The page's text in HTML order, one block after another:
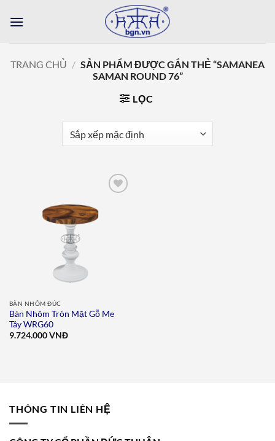
qua
TRANG CHỦ / SẢN PHẨM ĐƯỢC GẮN THẺ “SAMANEA
SAMAN ROUND 76”
LỌC
BÀN NHÔM ĐÚC
Bàn Nhôm Tròn Mặt Gỗ Me
Tây WRG60
9.724.000VNĐ
THÔNG TIN LIÊN HỆ